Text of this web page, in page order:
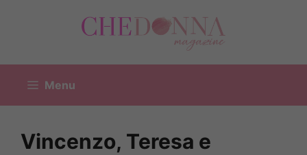
Menu
Vincenzo, Teresa e